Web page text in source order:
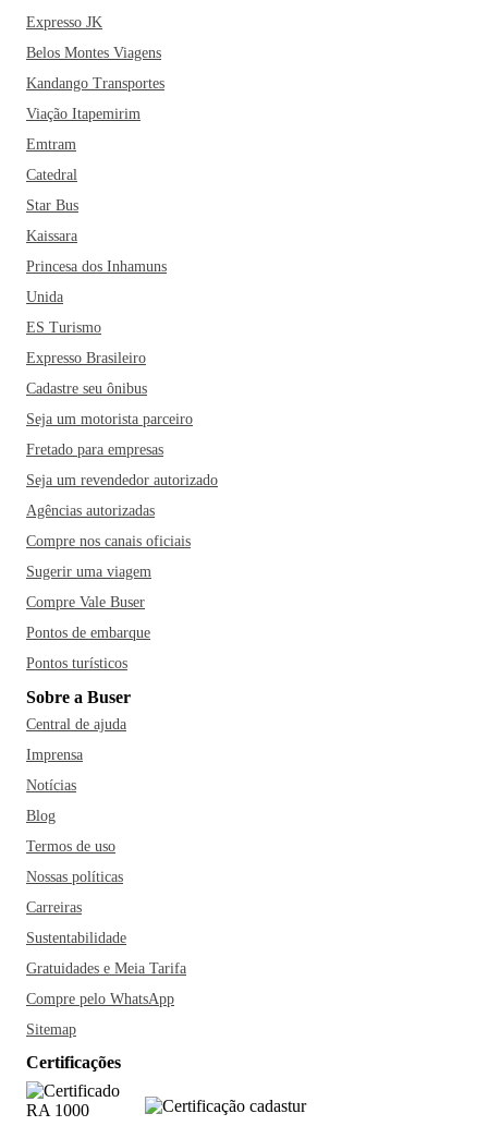
Expresso JK
Belos Montes Viagens
Kandango Transportes
Viação Itapemirim
Emtram
Catedral
Star Bus
Kaissara
Princesa dos Inhamuns
Unida
ES Turismo
Expresso Brasileiro
Cadastre seu ônibus
Seja um motorista parceiro
Fretado para empresas
Seja um revendedor autorizado
Agências autorizadas
Compre nos canais oficiais
Sugerir uma viagem
Compre Vale Buser
Pontos de embarque
Pontos turísticos
Sobre a Buser
Central de ajuda
Imprensa
Notícias
Blog
Termos de uso
Nossas políticas
Carreiras
Sustentabilidade
Gratuidades e Meia Tarifa
Compre pelo WhatsApp
Sitemap
Certificações